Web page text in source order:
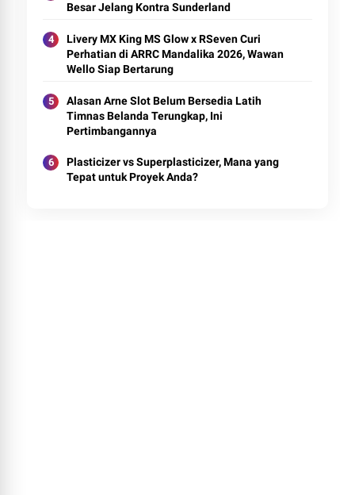
Besar Jelang Kontra Sunderland
Livery MX King MS Glow x RSeven Curi
Perhatian di ARRC Mandalika 2026, Wawan
Wello Siap Bertarung
Alasan Arne Slot Belum Bersedia Latih
Timnas Belanda Terungkap, Ini
Pertimbangannya
Plasticizer vs Superplasticizer, Mana yang
Tepat untuk Proyek Anda?